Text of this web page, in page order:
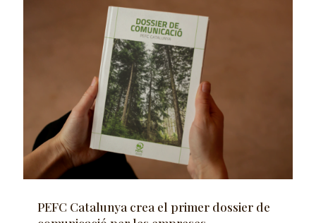
PEFC Catalunya crea el primer dossier de